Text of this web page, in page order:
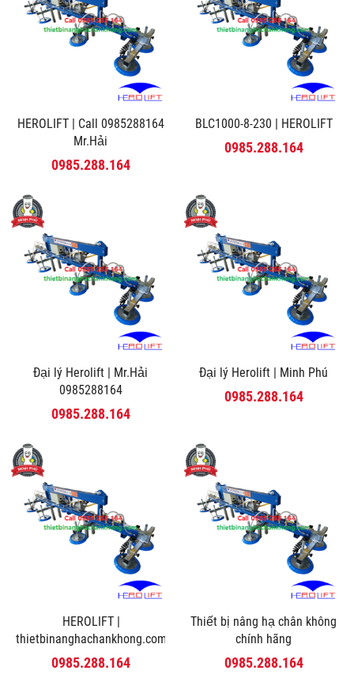
HEROLIFT | Call 0985288164
Mr.Hải
0985.288.164
BLC1000-8-230 | HEROLIFT
0985.288.164
Đại lý Herolift | Mr.Hải
0985288164
0985.288.164
Đại lý Herolift | Minh Phú
0985.288.164
HEROLIFT |
thietbinanghachankhong.com
0985.288.164
Thiết bị nâng hạ chân không
chính hãng
0985.288.164